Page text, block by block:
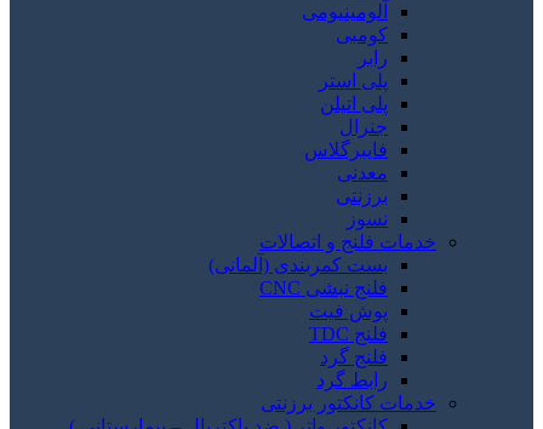
آلومینیومی
کومبی
رابر
پلی استر
پلی اتیلن
جنرال
فایبرگلاس
معدنی
برزنتی
نسوز
خدمات فلنج و اتصالات
بست کمربندی (آلمانی)
فلنج نبشی CNC
پوش فیت
فلنج TDC
فلنج گرد
رابط گرد
خدمات کانکتور برزنتی